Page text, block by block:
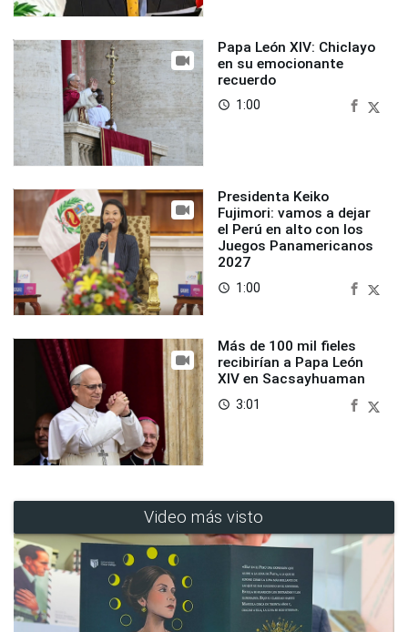
Papa León XIV: Chiclayo
en su emocionante
recuerdo
access_time 1:00
Presidenta Keiko
Fujimori: vamos a dejar
el Perú en alto con los
Juegos Panamericanos
2027
access_time 1:00
Más de 100 mil fieles
recibirían a Papa León
XIV en Sacsayhuaman
access_time 3:01
Video más visto